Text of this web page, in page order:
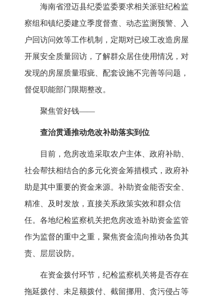
海南省澄迈县纪委监委要求相关派驻纪检监
察组和镇纪委建立季度督查、动态监测预警、入
户回访问效等工作机制，定期对已竣工改造房屋
开展安全质量回访，了解群众居住使用情况，对
发现的房屋质量瑕疵、配套设施不完善等问题，
督促职能部门限期整改。
聚焦管好钱——
查治贯通推动危改补助落实到位
目前，危房改造采取农户主体、政府补助、
社会帮扶相结合的多元化资金筹措模式，政府补
助是其中重要的资金来源。补助资金能否安全、
精准、及时发放，直接关系政策实效和群众信
任。各地纪检监察机关把危房改造补助资金监管
作为监督的重中之重，聚焦资金流向推动各负其
责、层层设防。
在资金拨付环节，纪检监察机关将是否存在
拖延拨付、未足额拨付、截留挪用、贪污侵占等